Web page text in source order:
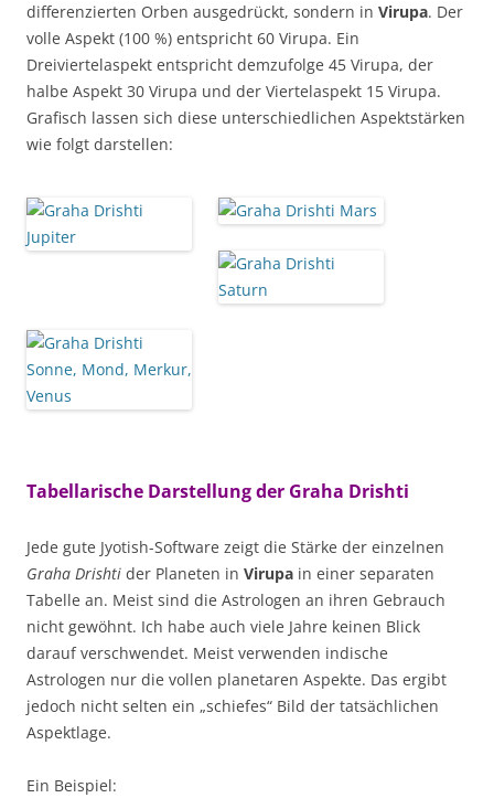
differenzierten Orben ausgedrückt, sondern in Virupa. Der
volle Aspekt (100 %) entspricht 60 Virupa. Ein
Dreiviertelaspekt entspricht demzufolge 45 Virupa, der
halbe Aspekt 30 Virupa und der Viertelaspekt 15 Virupa.
Grafisch lassen sich diese unterschiedlichen Aspektstärken
wie folgt darstellen:
Tabellarische Darstellung der Graha Drishti
Jede gute Jyotish-Software zeigt die Stärke der einzelnen
Graha Drishti der Planeten in Virupa in einer separaten
Tabelle an. Meist sind die Astrologen an ihren Gebrauch
nicht gewöhnt. Ich habe auch viele Jahre keinen Blick
darauf verschwendet. Meist verwenden indische
Astrologen nur die vollen planetaren Aspekte. Das ergibt
jedoch nicht selten ein „schiefes“ Bild der tatsächlichen
Aspektlage.
Ein Beispiel: